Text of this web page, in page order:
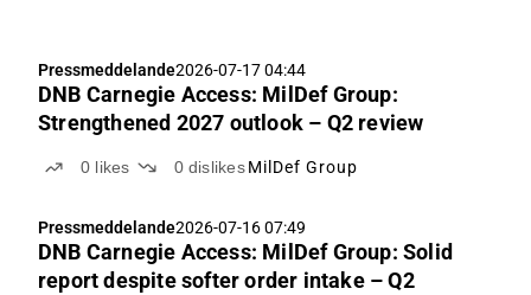
Pressmeddelande2026-07-17 04:44
DNB Carnegie Access: MilDef Group:
Strengthened 2027 outlook – Q2 review
0 likes 0 dislikes MilDef Group
Pressmeddelande2026-07-16 07:49
DNB Carnegie Access: MilDef Group: Solid
report despite softer order intake – Q2